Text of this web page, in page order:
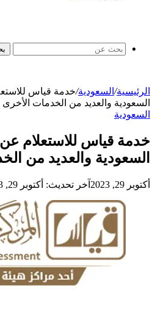
الرئيسية/ السعودية/خدمة قياس
السعودية والعديد من الخدمات الأخرى
السعودية
خدمة قياس للاستعلام عن
السعودية والعديد من
أكتوبر 29, 2023 آخر تحديث: أكتوبر 29, 2023